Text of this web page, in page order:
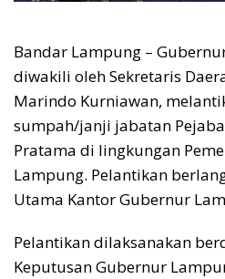
Bandar Lampung –
diwakili oleh Sekretaris
Marindo Kurniawan,
sumpah/janji jabatan
Pratama di lingkungan
Lampung. Pelantikan
Utama Kantor Gubernur
Pelantikan dilaksanakan
Keputusan Gubernur